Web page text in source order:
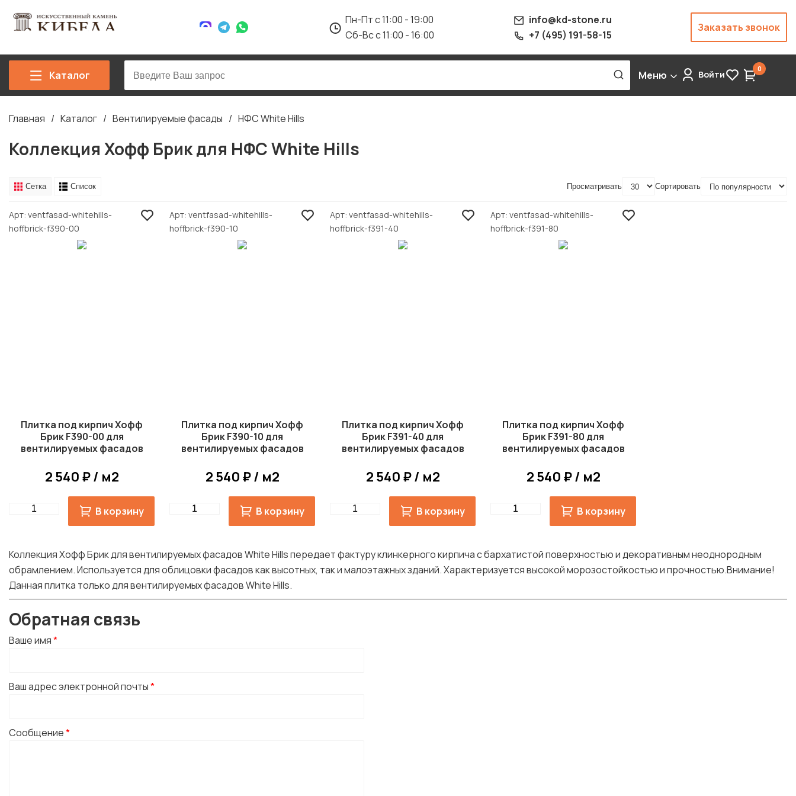
Пн-Пт с 11:00 - 19:00
Сб-Вс с 11:00 - 16:00
info@kd-stone.ru
+7 (495) 191-58-15
Заказать звонок
Каталог Меню Войти 0
Строка
навигации
Главная Каталог Вентилируемые фасады НФС White Hills
Коллекция Хофф Брик для НФС White Hills
Сетка Список Просматривать Сортировать
Арт ventfasad-whitehills-
hoffbrick-f390-00
Плитка под кирпич Хофф
Брик F390-00 для
вентилируемых фасадов
2 540 ₽ / м2
Quantity В корзину
Арт ventfasad-whitehills-
hoffbrick-f390-10
Плитка под кирпич Хофф
Брик F390-10 для
вентилируемых фасадов
2 540 ₽ / м2
Quantity В корзину
Арт ventfasad-whitehills-
hoffbrick-f391-40
Плитка под кирпич Хофф
Брик F391-40 для
вентилируемых фасадов
2 540 ₽ / м2
Quantity В корзину
Арт ventfasad-whitehills-
hoffbrick-f391-80
Плитка под кирпич Хофф
Брик F391-80 для
вентилируемых фасадов
2 540 ₽ / м2
Quantity В корзину
Коллекция Хофф Брик для вентилируемых фасадов White Hills передает фактуру клинкерного кирпича с бархатистой поверхностью и декоративным неоднородным
обрамлением. Используется для облицовки фасадов как высотных, так и малоэтажных зданий. Характеризуется высокой морозостойкостью и прочностью.Внимание!
Данная плитка только для вентилируемых фасадов White Hills.
Обратная связь
Ваше имя*
Ваш адрес электронной почты*
Сообщение*